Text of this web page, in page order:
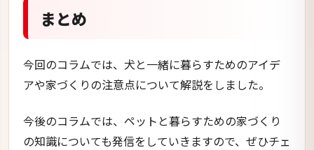
まとめ
今回のコラムでは、犬と一緒に暮らすためのアイデ
アや家づくりの注意点について解説をしました。
今後のコラムでは、ペットと暮らすための家づくり
の知識についても発信をしていきますので、ぜひチェ